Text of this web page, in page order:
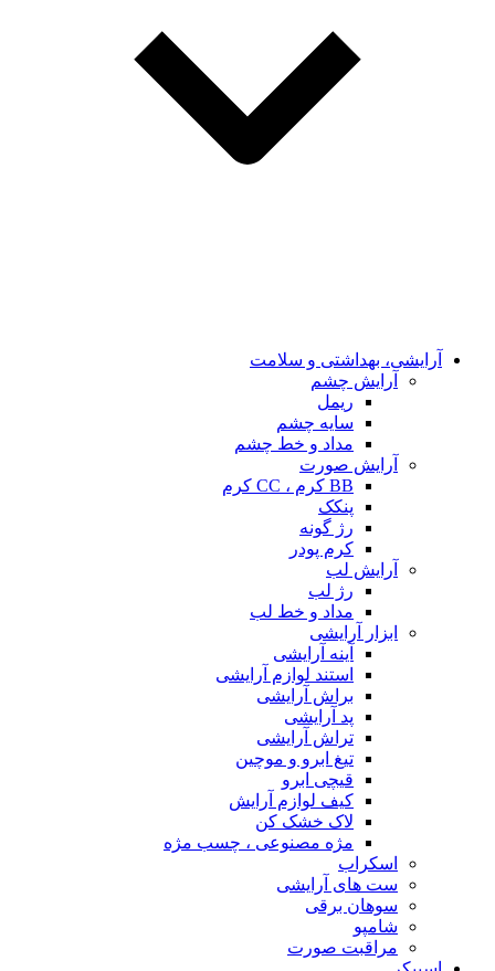
آرایشی، بهداشتی و سلامت
آرایش چشم
ریمل
سایه چشم
مداد و خط چشم
آرایش صورت
BB کرم ، CC کرم
پنکک
رژ گونه
کرم پودر
آرایش لب
رژ لب
مداد و خط لب
ابزار آرایشی
آینه آرایشی
استند لوازم آرایشی
براش آرایشی
پد آرایشی
تراش آرایشی
تیغ ابرو و موچین
قیچی ابرو
کیف لوازم آرایش
لاک خشک کن
مژه مصنوعی ، چسب مژه
اسکراب
ست های آرایشی
سوهان برقی
شامپو
مراقبت صورت